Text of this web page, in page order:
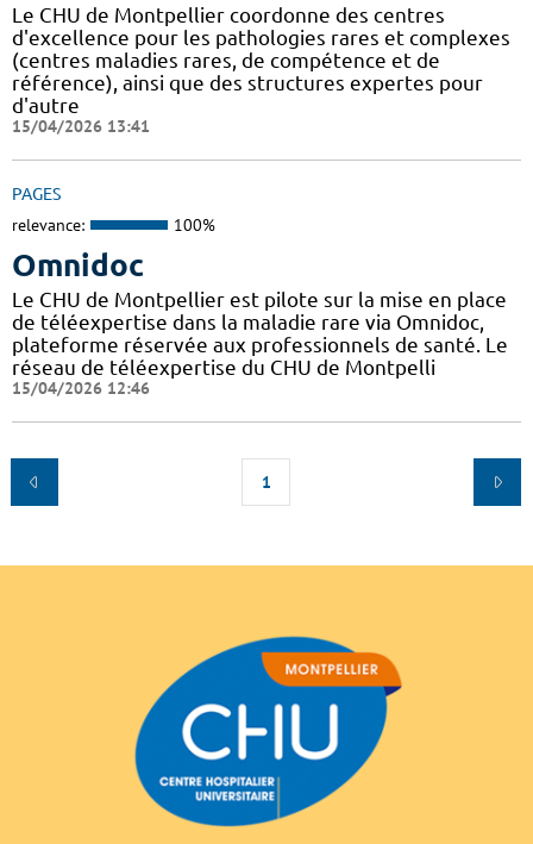
Le CHU de Montpellier coordonne des centres
d'excellence pour les pathologies rares et complexes
(centres maladies rares, de compétence et de
référence), ainsi que des structures expertes pour
d'autre
15/04/2026 13:41
PAGES
relevance: 100%
Omnidoc
Le CHU de Montpellier est pilote sur la mise en place
de téléexpertise dans la maladie rare via Omnidoc,
plateforme réservée aux professionnels de santé. Le
réseau de téléexpertise du CHU de Montpelli
15/04/2026 12:46
1